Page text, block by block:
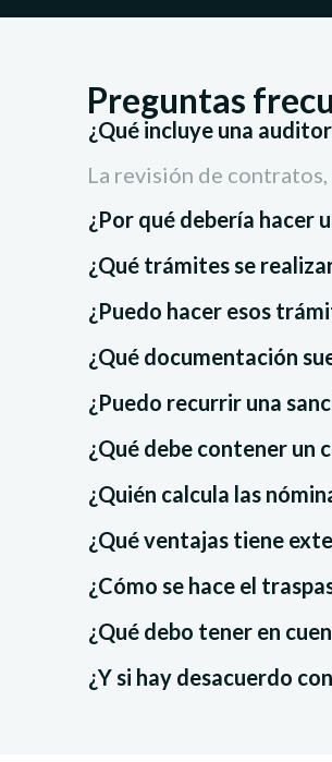
Preguntas
¿Qué incluye una
La revisión de
¿Por qué debería hacer
¿Qué trámites se
¿Puedo hacer esos
¿Qué documentación
¿Puedo recurrir una
¿Qué debe contener un
¿Quién calcula las
¿Qué ventajas tiene
¿Cómo se hace el
¿Qué debo tener en
¿Y si hay desacuerdo